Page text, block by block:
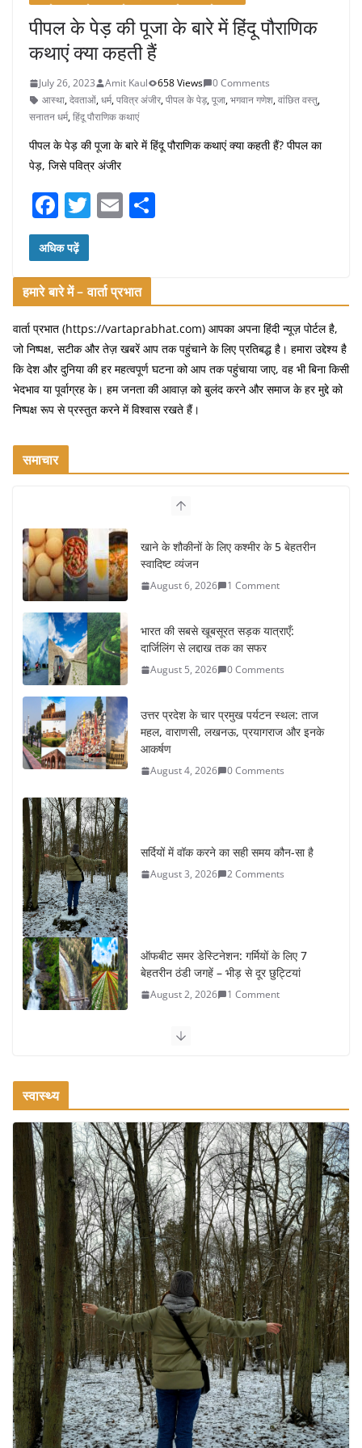
पीपल के पेड़ की पूजा के बारे में हिंदू पौराणिक
कथाएं क्या कहती हैं
July 26, 2023 Amit Kaul 658 Views
0 Comments
आस्था,देवताओं,धर्म,पवित्र अंजीर,पीपल के पेड़,पूजा,भगवान गणेश,वांछित वस्तु,
सनातन धर्म,हिंदू पौराणिक कथाएं
पीपल के पेड़ की पूजा के बारे में हिंदू पौराणिक कथाएं क्या कहती हैं? पीपल का
पेड़, जिसे पवित्र अंजीर
F
a
c
e
b
o
o
k
T
er
E
l
अधिक पढ़ें
हमारे बारे में – वार्ता प्रभात
वार्ता प्रभात (https://vartaprabhat.com) आपका अपना हिंदी न्यूज़ पोर्टल है,
जो निष्पक्ष, सटीक और तेज़ खबरें आप तक पहुंचाने के लिए प्रतिबद्ध है। हमारा उद्देश्य है
कि देश और दुनिया की हर महत्वपूर्ण घटना को आप तक पहुंचाया जाए, वह भी बिना किसी
भेदभाव या पूर्वाग्रह के। हम जनता की आवाज़ को बुलंद करने और समाज के हर मुद्दे को
निष्पक्ष रूप से प्रस्तुत करने में विश्वास रखते हैं।
समाचार
खाने के शौकीनों के लिए कश्मीर के 5 बेहतरीन
स्वादिष्ट व्यंजन
August 6, 2026 1 Comment
भारत की सबसे खूबसूरत सड़क यात्राएँ:
दार्जिलिंग से लद्दाख तक का सफर
August 5, 2026 0 Comments
उत्तर प्रदेश के चार प्रमुख पर्यटन स्थल: ताज
महल, वाराणसी, लखनऊ, प्रयागराज और इनके
आकर्षण
August 4, 2026 0 Comments
सर्दियों में वॉक करने का सही समय कौन-सा है
August 3, 2026 2 Comments
ऑफबीट समर डेस्टिनेशन: गर्मियों के लिए 7
बेहतरीन ठंडी जगहें – भीड़ से दूर छुट्टियां
August 2, 2026 1 Comment
कश्मीर यात्रा गाइड: प्राकृतिक सुंदरता और
वजन घटाने के लिए 8 बेहतरीन वॉकिंग
एक्सरसाइज: 1 महीने में पाएं 3-4 किलो कम
वजन
July 31, 2026 1 Comment
16 ज़रूरी कीबोर्ड शॉर्टकट्स जो आपकी
उत्पादकता को दोगुना कर देंगे
August 7, 2026 0 Comments
स्वास्थ्य